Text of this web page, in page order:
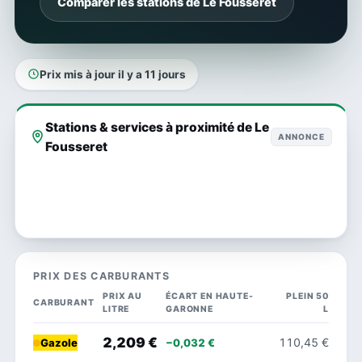
Prix mis à jour il y a 11 jours
Stations & services à proximité de Le
Fousseret
ANNONCE
PRIX DES CARBURANTS
CARBURANT
PRIX AU
LITRE
ÉCART EN HAUTE-
GARONNE
PLEIN 50
L
Gazole 2,209 € −0,032 € 110,45 €